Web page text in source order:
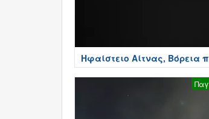
Ηφαίστειο Αίτνας, Βόρεια